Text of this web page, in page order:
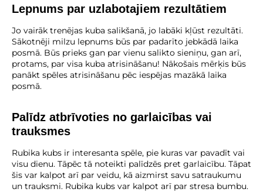
Lepnums par uzlabotajiem rezultātiem
Jo vairāk trenējas kuba salikšanā, jo labāki kļūst rezultāti.
Sākotnēji milzu lepnums būs par padarīto jebkādā laika
posmā. Būs prieks gan par vienu salikto sieniņu, gan arī,
protams, par visa kuba atrisināšanu! Nākošais mērķis būs
panākt spēles atrisināšanu pēc iespējas mazākā laika
posmā.
Palīdz atbrīvoties no garlaicības vai
trauksmes
Rubika kubs ir interesanta spēle, pie kuras var pavadīt vai
visu dienu. Tāpēc tā noteikti palīdzēs pret garlaicību. Tāpat
šis var kalpot arī par veidu, kā aizmirst savu satraukumu
un trauksmi. Rubika kubs var kalpot arī par stresa bumbu.